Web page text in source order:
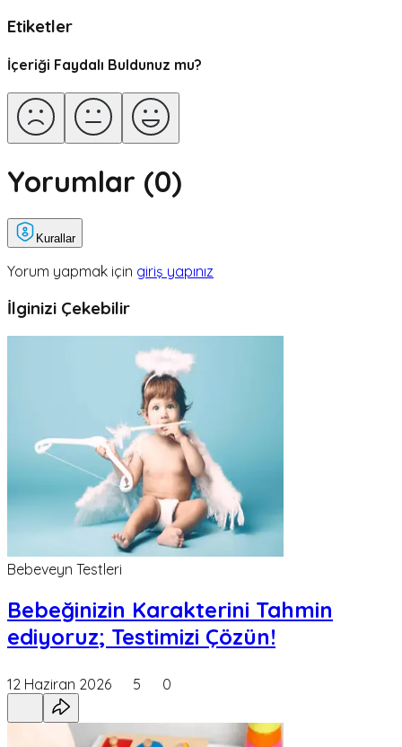
Etiketler
İçeriği Faydalı Buldunuz mu?
Yorumlar (0)
Kurallar
Yorum yapmak için giriş yapınız
İlginizi Çekebilir
Bebeveyn Testleri
Bebeğinizin Karakterini Tahmin
ediyoruz; Testimizi Çözün!
12 Haziran 2026 5 0